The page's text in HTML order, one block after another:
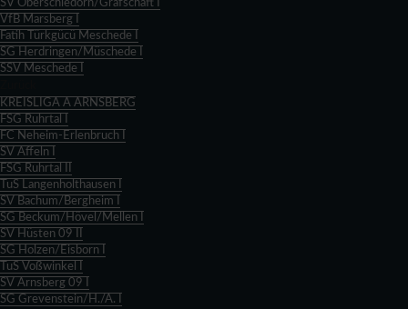
SV Oberschledorn/Grafschaft I
VfB Marsberg I
Fatih Türkgücü Meschede I
SG Herdringen/Müschede I
SSV Meschede I
KREISLIGA A ARNSBERG
FSG Ruhrtal I
FC Neheim-Erlenbruch I
SV Affeln I
FSG Ruhrtal II
TuS Langenholthausen I
SV Bachum/Bergheim I
SG Beckum/Hövel/Mellen I
SV Hüsten 09 II
SG Holzen/Eisborn I
TuS Voßwinkel I
SV Arnsberg 09 I
SG Grevenstein/H./A. I